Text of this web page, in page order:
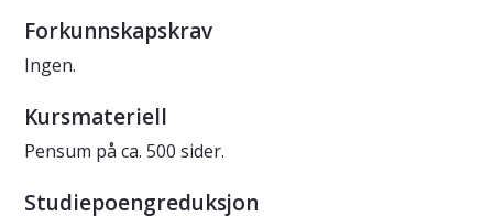
Forkunnskapskrav
Ingen.
Kursmateriell
Pensum på ca. 500 sider.
Studiepoengreduksjon